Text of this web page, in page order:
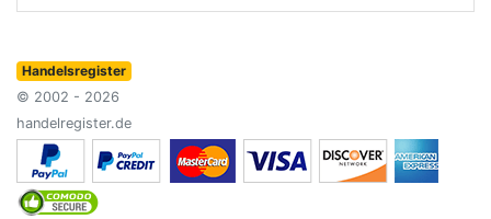
Handelsregister
© 2002 - 2026
handelregister.de